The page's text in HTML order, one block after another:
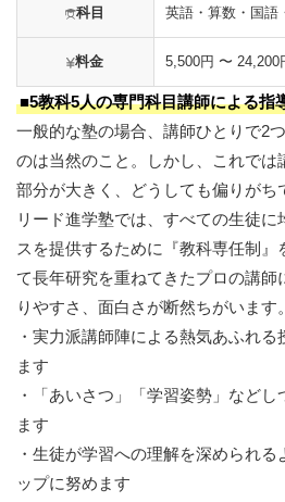
科目 英語・算数・国語
料金 5,500円 〜 24,200
■5教科5人の専門科目講師による指
一般的な塾の場合、講師ひとりで2
のは当然のこと。しかし、これでは
部分が大きく、どうしても偏りがち
リード進学塾では、すべての生徒
スを提供するために『教科専任制』
て長年研究を重ねてきたプロの講師
りやすさ、面白さが断然ちがいます。
・実力派講師陣による熱気あふれ
ます
・「あいさつ」「学習姿勢」など
ます
・生徒が学習への理解を深められ
ップに努めます